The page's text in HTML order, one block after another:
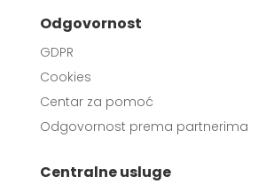
Odgovornost
GDPR
Cookies
Centar za pomoć
Odgovornost prema partnerima
Centralne usluge